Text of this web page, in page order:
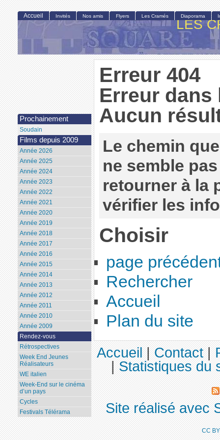
LES
Erreur 404
Erreur dans
Aucun
Le chemin
ne semble
retourner à la
vérifier les
Choisir
page
Rechercher
Accueil
Plan du site
Accueil Invités Nos amis Flyers Les Cramés Diaporama
Prochainement
Soudain
Films depuis 2009
Année 2026
Année 2025
Année 2024
Année 2023
Année 2022
Année 2021
Année 2020
Année 2019
Année 2018
Année 2017
Année 2016
Année 2015
Année 2014
Année 2013
Année 2012
Année 2011
Année 2010
Année 2009
Rendez-vous
Rétrospectives
Week End Jeunes
Réalisateurs
WE italien
Week-End sur le cinéma
d’un pays
Cycles
Festivals Télérama
Accueil|Contact|
|Statistiques du
Site réalisé avec
CC